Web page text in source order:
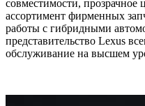
совместимости,
ассортимент фирменных
работы с гибридными
представительство Lexus
обслуживание на высшем